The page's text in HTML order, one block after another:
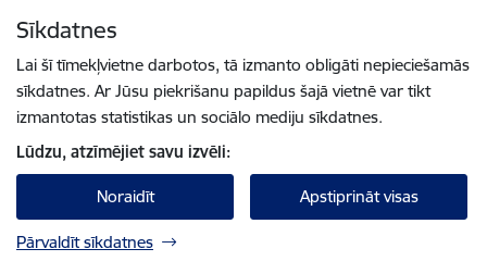
Sīkdatnes
Lai šī tīmekļvietne darbotos, tā izmanto obligāti nepieciešamās
sīkdatnes. Ar Jūsu piekrišanu papildus šajā vietnē var tikt
izmantotas statistikas un sociālo mediju sīkdatnes.
Lūdzu, atzīmējiet savu izvēli:
Noraidīt Apstiprināt visas
Pārvaldīt sīkdatnes